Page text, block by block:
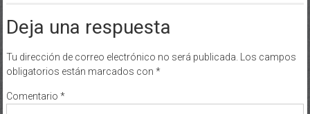
Deja una respuesta
Tu dirección de correo electrónico no será publicada. Los campos
obligatorios están marcados con *
Comentario *